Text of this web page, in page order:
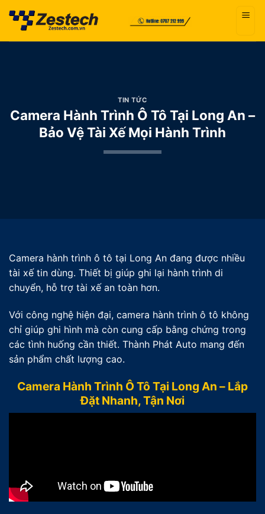
qua
TIN TỨC
Camera Hành Trình Ô Tô Tại Long An –
Bảo Vệ Tài Xế Mọi Hành Trình
Camera hành trình ô tô tại Long An đang được nhiều
tài xế tin dùng. Thiết bị giúp ghi lại hành trình di
chuyển, hỗ trợ tài xế an toàn hơn.
Với công nghệ hiện đại, camera hành trình ô tô không
chỉ giúp ghi hình mà còn cung cấp bằng chứng trong
các tình huống cần thiết. Thành Phát Auto mang đến
sản phẩm chất lượng cao.
Camera Hành Trình Ô Tô Tại Long An – Lắp
Đặt Nhanh, Tận Nơi